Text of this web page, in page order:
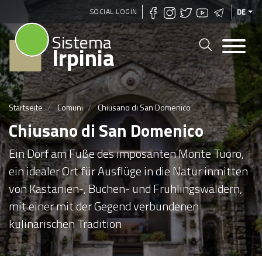
Direkt
zum
Inhalt
SOCIAL LOGIN DE
Sistema
Irpinia
Startseite Comuni Chiusano di San Domenico
Chiusano di San Domenico
Ein Dorf am Fuße des imposanten Monte Tuoro,
ein idealer Ort für Ausflüge in die Natur inmitten
von Kastanien-, Buchen- und Frühlingswäldern,
mit einer mit der Gegend verbundenen
kulinarischen Tradition